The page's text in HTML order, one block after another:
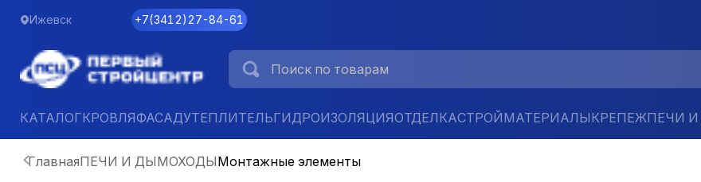
Ижевск +7(3412)27-84-61
КАТАЛОГКРОВЛЯФАСАДУТЕПЛИТЕЛЬГИДРОИЗОЛЯЦИЯОТДЕЛКАСТРОЙМАТЕРИАЛЫКРЕПЕЖПЕЧИ
ГлавнаяПЕЧИ И ДЫМОХОДЫМонтажные элементы